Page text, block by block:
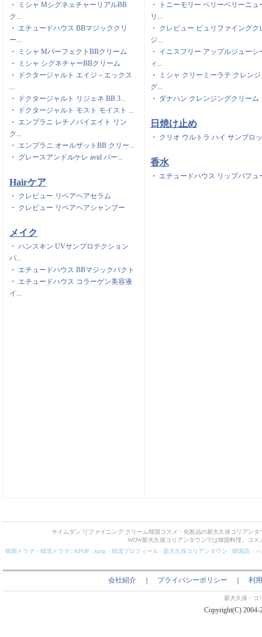
・
ミシャ MシグネェチャーリアルBB
ク...
・ エチュードハウス BBマジッククリ
ー...
・
ミシャ MパーフェクトBBクリーム
・
ミシャ シグネチャーBBクリーム
・
ドクタージャルト エイジ－エックス
...
・
ドクタージャルト リジェネ BB 3...
・
ドクタージャルト モスト モイスト ...
・ エンプラニ レチノバイエイト リン
ク...
・ エンプラニ オールザットBB クリー...
・ グレースアンドルケレ avid パー...
Hairケア
・ クレビュー リペアヘアセラム
・ クレビュー リペアヘアシャンプー
メイク
・ ハンスキン UVサンプロテクション
パ...
・ エチュードハウス BBマジックパクト
・ エチュードハウス コラーゲン美容液
イ...
・
トニーモリー ベリーベリーニュ
リ...
・ クレビュー ピュリファイングク
ジ...
・ イニスフリー アップルジューシ
ィ...
・
ミシャ クリーミーラテ クレン
グ...
・ ダナハン クレンジングクリーム
日焼け止め
・ クリオ ウルトラ ハイ サンブロ
香水
・ エチュードハウス リップパフュ
サイムダン リファイニング クリーム韓国コスメ・化粧品の新大久保コリアン
WOW新大久保コリアンタウンでは韓国料理、コ
韓国ドラマ・韓流ドラマ
KPOP kpop・韓流プロフィール 新大久保コリアンタウン 韓国語・
会社紹介 プライバシーポリシー 利
新大久保・コ
Copyright(C)